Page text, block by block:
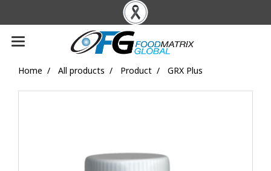
Home All products Product GRX Plus